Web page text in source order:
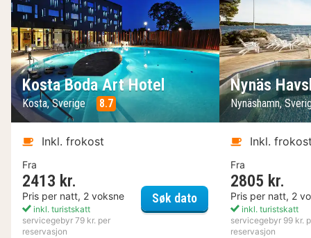
Kosta Boda Art Hotel
Kosta, Sverige 8.7
Inkl. frokost
Fra
2413 kr.
Pris per natt, 2 voksne
inkl. turistskatt
servicegebyr 79 kr. per
reservasjon
Søk datoKosta Boda Art Hotel
Nynäs
Nynäshamn,
Inkl.
Fra
2805 kr.
Pris per natt, 2
inkl. turistskatt
servicegebyr 99 kr.
reservasjon